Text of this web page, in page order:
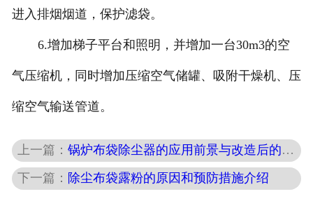
进入排烟烟道，保护滤袋。
6.增加梯子平台和照明，并增加一台30m3的空
气压缩机，同时增加压缩空气储罐、吸附干燥机、压
缩空气输送管道。
上一篇：锅炉布袋除尘器的应用前景与改造后的的投运效果
下一篇： 除尘布袋露粉的原因和预防措施介绍